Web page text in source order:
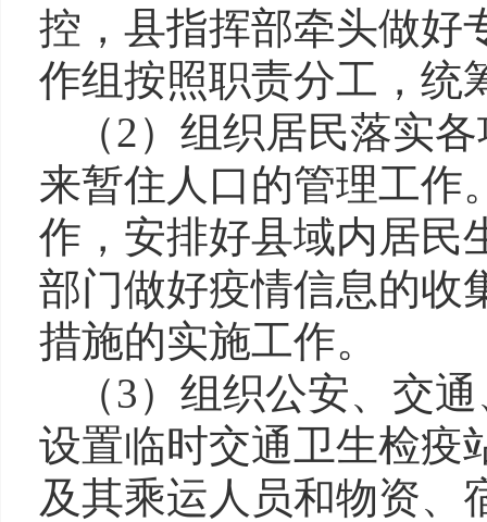
控，县指挥部牵头做好
作组按照职责分工，统
（2）组织居民落实
来暂住人口的管理工作
作，安排好县域内居民
部门做好疫情信息的收
措施的实施工作。
（3）组织公安、交
设置临时交通卫生检疫
及其乘运人员和物资、